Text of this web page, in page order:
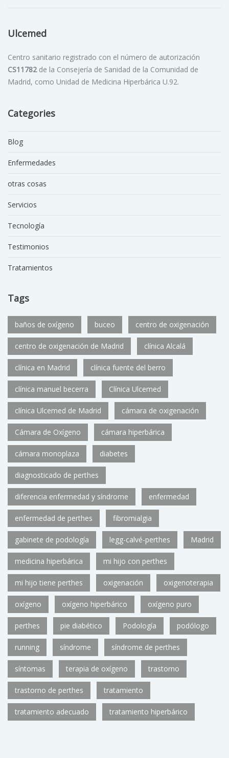
Ulcemed
Centro sanitario registrado con el número de autorización
CS11782de la Consejería de Sanidad de la Comunidad de
Madrid, como Unidad de Medicina Hiperbárica U.92.
Categories
Blog
Enfermedades
otras cosas
Servicios
Tecnología
Testimonios
Tratamientos
Tags
baños de oxígeno buceo centro de oxigenación
centro de oxigenación de Madrid clínica Alcalá
clínica en Madrid clínica fuente del berro
clínica manuel becerra Clínica Ulcemed
clínica Ulcemed de Madrid cámara de oxigenación
Cámara de Oxígeno cámara hiperbárica
cámara monoplaza diabetes
diagnosticado de perthes
diferencia enfermedad y síndrome enfermedad
enfermedad de perthes fibromialgia
gabinete de podología legg-calvé-perthes Madrid
medicina hiperbárica mi hijo con perthes
mi hijo tiene perthes oxigenación oxigenoterapia
oxígeno oxígeno hiperbárico oxígeno puro
perthes pie diabético Podología podólogo
running síndrome síndrome de perthes
síntomas terapia de oxígeno trastorno
trastorno de perthes tratamiento
tratamiento adecuado tratamiento hiperbárico